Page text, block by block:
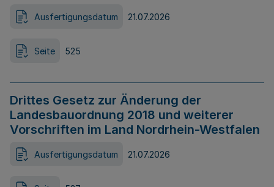
Ausfertigungsdatum 21.07.2026
Seite 525
Drittes Gesetz zur Änderung der
Landesbauordnung 2018 und weiterer
Vorschriften im Land Nordrhein-Westfalen
Ausfertigungsdatum 21.07.2026